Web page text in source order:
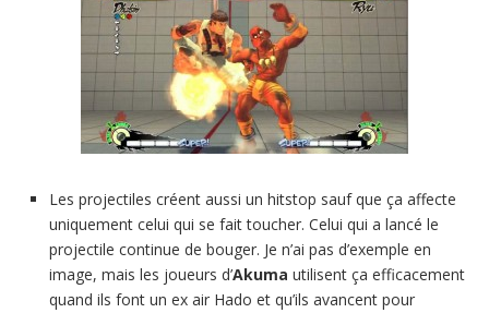
Les projectiles créent aussi un hitstop sauf que ça affecte
uniquement celui qui se fait toucher. Celui qui a lancé le
projectile continue de bouger. Je n’ai pas d’exemple en
image, mais les joueurs d’Akuma utilisent ça efficacement
quand ils font un ex air Hado et qu’ils avancent pour